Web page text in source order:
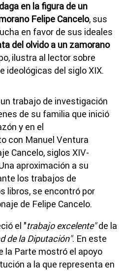
en la figura de un
Felipe Cancelo, sus
en favor de sus ideales
del olvido a un zamorano
ilustra al lector sobre
ideológicas del siglo XIX.
trabajo de investigación
de su familia que inició
y en el
con Manuel Ventura
Cancelo, siglos XIV-
aproximación a su
los trabajos de
libros, se encontró por
de Felipe Cancelo.
el "trabajo excelente"de la
de la Diputación". En este
la Parte mostró el apoyo
a la que representa en